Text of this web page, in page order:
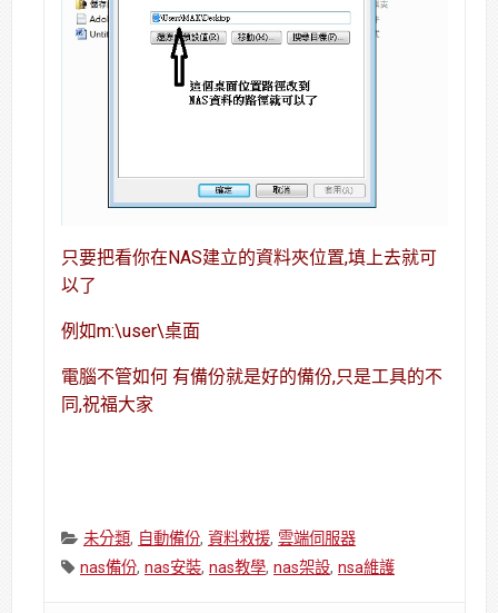
只要把看你在NAS建立的資料夾位置,填上去就可
以了
例如m:\user\桌面
電腦不管如何 有備份就是好的備份,只是工具的不
同,祝福大家
Categories:
未分類, 自動備份, 資料救援, 雲端伺服器
Tags:
nas備份, nas安裝, nas教學, nas架設, nsa維護